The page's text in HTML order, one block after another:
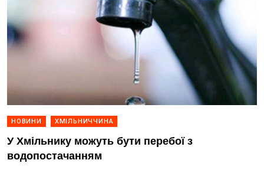
НОВИНИ ХМІЛЬНИЧЧИНА
У Хмільнику можуть бути перебої з
водопостачанням